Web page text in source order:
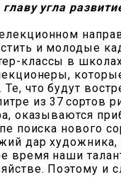
главу угла
и молодые
классы в
что будут
из 37 сортов
оказываются
поиска нового
дар
время наши
Поэтому и